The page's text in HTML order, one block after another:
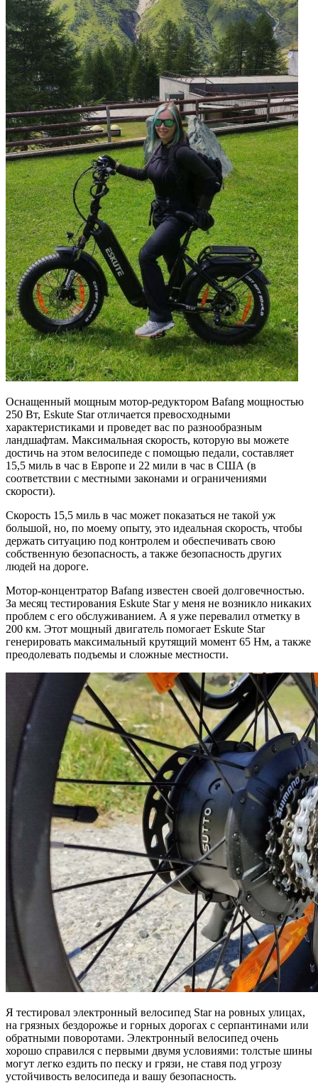
Оснащенный мощным мотор-редуктором Bafang мощностью
250 Вт, Eskute Star отличается превосходными
характеристиками и проведет вас по разнообразным
ландшафтам. Максимальная скорость, которую вы можете
достичь на этом велосипеде с помощью педали, составляет
15,5 миль в час в Европе и 22 мили в час в США (в
соответствии с местными законами и ограничениями
скорости).
Скорость 15,5 миль в час может показаться не такой уж
большой, но, по моему опыту, это идеальная скорость, чтобы
держать ситуацию под контролем и обеспечивать свою
собственную безопасность, а также безопасность других
людей на дороге.
Мотор-концентратор Bafang известен своей долговечностью.
За месяц тестирования Eskute Star у меня не возникло никаких
проблем с его обслуживанием. А я уже перевалил отметку в
200 км. Этот мощный двигатель помогает Eskute Star
генерировать максимальный крутящий момент 65 Нм, а также
преодолевать подъемы и сложные местности.
Я тестировал электронный велосипед Star на ровных улицах,
на грязных бездорожье и горных дорогах с серпантинами или
обратными поворотами. Электронный велосипед очень
хорошо справился с первыми двумя условиями: толстые шины
могут легко ездить по песку и грязи, не ставя под угрозу
устойчивость велосипеда и вашу безопасность.